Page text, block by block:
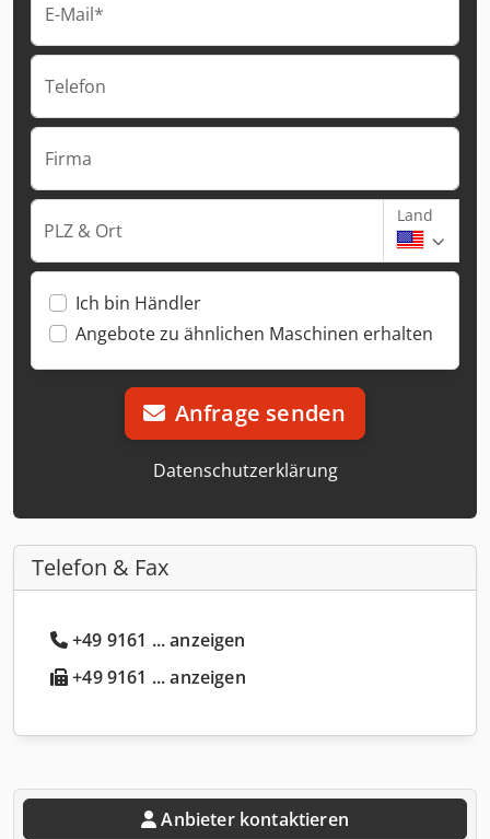
E-Mail*
Telefon
Firma
PLZ & Ort
Land
Ich bin Händler
Angebote zu ähnlichen Maschinen erhalten
Anfrage senden
Datenschutzerklärung
Telefon & Fax
+49 9161 ... anzeigen
+49 9161 ... anzeigen
Anbieter kontaktieren